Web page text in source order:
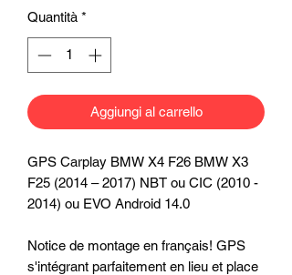
Quantità *
Aggiungi al carrello
GPS Carplay BMW X4 F26 BMW X3
F25 (2014 – 2017) NBT ou CIC (2010 -
2014) ou EVO Android 14.0
Notice de montage en français! GPS
s'intégrant parfaitement en lieu et place